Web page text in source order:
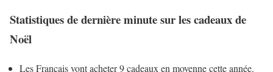
Statistiques de dernière minute sur les cadeaux de
Noël
Les Français vont acheter 9 cadeaux en moyenne cette année.